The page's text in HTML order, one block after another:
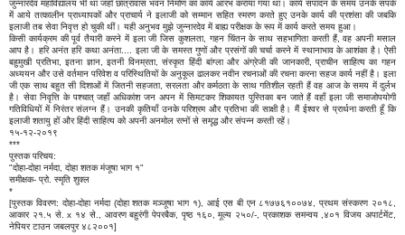
जुन्नारदेव महाविद्यालय भी था जहाँ छात्रावास भवन निर्माण का कार्य आरंभ कराया गया था। कार्य संपादन के समय उनके संपर्क
में आये तत्कालीन प्राध्यापकों और प्राचार्य ने इलाजी को सम्मान सहित स्मरण करते हुए उनके कार्य की प्रशंसा की जबकि
इलाजी तब सेवा निवृत्त हो चुकी थीं। यही अनुभव मुझे जुन्नारदेव में बाह्य परीक्षक के रूप में कार्य करते समय हुआ।
किसी कार्यक्रम की पूर्व तैयारी करने में इला जी जिस कुशलता, गहन चिंतन के साथ सहभागिता करती हैं, वह अपनी मसाल
आप है। हरि अनंत हरि कथा अनंता.... इला जी के समस्त गुणों और प्रसंगों की चर्चा करने में स्थानाभाव के आशंका है। ऐसी
बहुमुखी प्रतिभा, इतना ज्ञान, इतनी विनम्रता, संस्कृत हिंदी बांग्ला और अंग्रेजी की जानकारी, प्राचीन साहित्य का गहन
अध्ययन और उसे वर्तमान परिवेश व परिस्थितियों के अनुकूल ढालकर नवीन रचनाओं की रचना करना सहज कार्य नहीं है। इला
जी एक साथ बहुत सी दिशाओं में जितनी सहजता, सरलता और कर्मठता के साथ गतिशील रहती हैं वह आज के समय में दुर्लभ
है। सेवा निवृत्ति के पश्चात् जहाँ अधिकांश जन अपन में सिमटकर शिकायत पुस्तिका बन जाते हैं वहाँ इला जी समाजोपयोगी
गतिविधियों में निरंतर संलग्न हैं। उनकी कृतियाँ उनके परिश्रम और प्रतिभा की साक्षी है। मैं ईश्वर से प्रार्थना करती हूँ कि
इलाजी शतायु हों और हिंदी साहित्य को अपनी अनमोल रत्नों से समृद्ध और संपन्न करती रहें।
१५-१२-२०१९
***
पुस्तक परिचय:
"दोहा-दोहा नर्मदा, दोहा शतक मंजूषा भाग १"
समीक्षक- प्रो. स्मृति शुक्ल
*
[पुस्तक विवरण: दोहा-दोहा नर्मदा (दोहा शतक मञ्जूषा भाग १), आई एस बी एन ८१७७६१००७४, प्रथम संस्करण २०१८,
आकार २१.५ से. x १४ से., आवरण बहुरंगी पेपरबैक, पृष्ठ १६०, मूल्य २५०/-, प्रकाशक समन्वय ,४०१ विजय अपार्टमेंट,
नेपियर टाउन जबलपुर ४८२००१]